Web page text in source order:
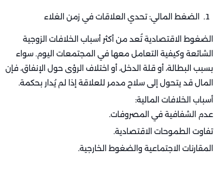
المشاعر، وتبقى الأفكار دون تعبير.
مظاهر ضعف التواصل تشمل:
تجاهل الحديث العاطفي أو التأملات الشخصية.
الردود الجافة أو الهجومية.
إسكات الطرف الآخر دون الاستماع.
كيف تتعامل معه؟
خصص وقتًا يوميًا للحديث، حتى ولو لبضع دقائق.
استمع دون مقاطعة، وكرر ما فهمته لتأكيد الفهم.